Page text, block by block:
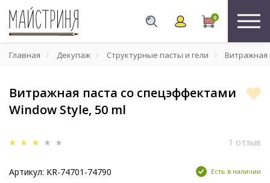
0
Главная Декупаж Структурные пасты и гели Витражная
Витражная паста со спецэффектами
Window Style, 50 ml
1 отзыв
Артикул: KR-74701-74790 Есть в наличии